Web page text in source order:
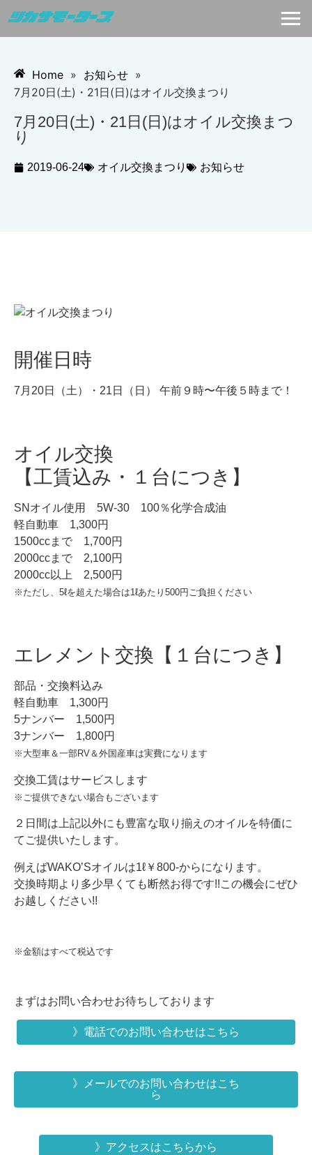
Home » お知らせ »
7月20日(土)・21日(日)はオイル交換まつり
7月20日(土)・21日(日)はオイル交換まつ
り
2019-06-24 オイル交換まつり お知らせ
開催日時
7月20日（土）・21日（日） 午前９時〜午後５時まで！
オイル交換
【工賃込み・１台につき】
SNオイル使用 5W-30 100％化学合成油
軽自動車 1,300円
1500ccまで 1,700円
2000ccまで 2,100円
2000cc以上 2,500円
※ただし、5ℓを超えた場合は1ℓあたり500円ご負担ください
エレメント交換【１台につき】
部品・交換料込み
軽自動車 1,300円
5ナンバー 1,500円
3ナンバー 1,800円
※大型車＆一部RV＆外国産車は実費になります
交換工賃はサービスします
※ご提供できない場合もございます
２日間は上記以外にも豊富な取り揃えのオイルを特価に
てご提供いたします。
例えばWAKO’Sオイルは1ℓ￥800-からになります。
交換時期より多少早くても断然お得です!!この機会にぜひ
お越しください!!
※金額はすべて税込です
まずはお問い合わせお待ちしております
》電話でのお問い合わせはこちら
》メールでのお問い合わせはこち
ら
》アクセスはこちらから